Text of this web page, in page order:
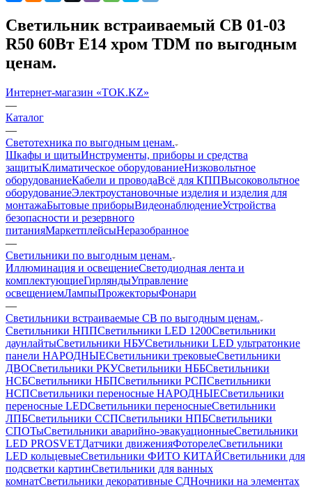
Светильник встраиваемый СВ 01-03
R50 60Вт Е14 хром TDM по выгодным
ценам.
Интернет-магазин «TOK.KZ»
—
Каталог
—
Светотехника по выгодным ценам.
Шкафы и щитыИнструменты, приборы и средства
защитыКлиматическое оборудованиеНизковольтное
оборудованиеКабели и проводаВсё для КППВысоковольтное
оборудованиеЭлектроустановочные изделия и изделия для
монтажаБытовые приборыВидеонаблюдениеУстройства
безопасности и резервного
питанияМаркетплейсыНеразобранное
—
Светильники по выгодным ценам.
Иллюминация и освещениеСветодиодная лента и
комплектующиеГирляндыУправление
освещениемЛампыПрожекторыФонари
—
Светильники встраиваемые СВ по выгодным ценам.
Светильники НППСветильники LED 1200Светильники
даунлайтыСветильники НБУСветильники LED ультратонкие
панели НАРОДНЫЕСветильники трековыеСветильники
ДВОСветильники РКУСветильники НББСветильники
НСБСветильники НБПСветильники РСПСветильники
НСПСветильники переносные НАРОДНЫЕСветильники
переносные LEDСветильники переносныеСветильники
ЛПБСветильники ССПСветильники НПБСветильники
СПОТыСветильники аварийно-эвакуационныеСветильники
LED PROSVETДатчики движенияФоторелеСветильники
LED кольцевыеСветильники ФИТО КИТАЙСветильники для
подсветки картинСветильники для ванных
комнатСветильники декоративные СДНочники на элементах